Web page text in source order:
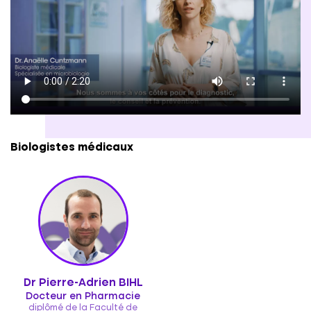
Biologistes médicaux
Dr Pierre-Adrien BIHL
Docteur en Pharmacie
diplômé de la Faculté de